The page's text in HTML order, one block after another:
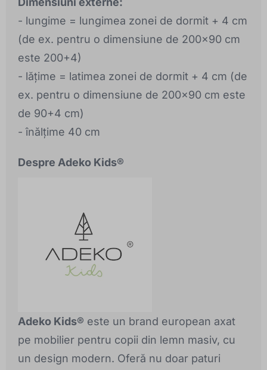
- lungime = lungimea zonei de dormit + 4 cm
(de ex. pentru o dimensiune de 200x90 cm
este 200+4)
- lățime = latimea zonei de dormit + 4 cm (de
ex. pentru o dimensiune de 200x90 cm este
de 90+4 cm)
- înălțime 40 cm
Despre Adeko Kids®
Adeko Kids® este un brand european axat
pe mobilier pentru copii din lemn masiv, cu
un design modern. Oferă nu doar paturi